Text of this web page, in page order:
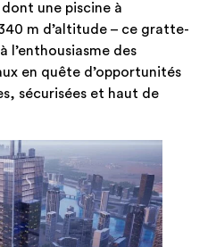
une piscine à
m d’altitude – ce gratte-
l’enthousiasme des
en quête d’opportunités
sécurisées et haut de